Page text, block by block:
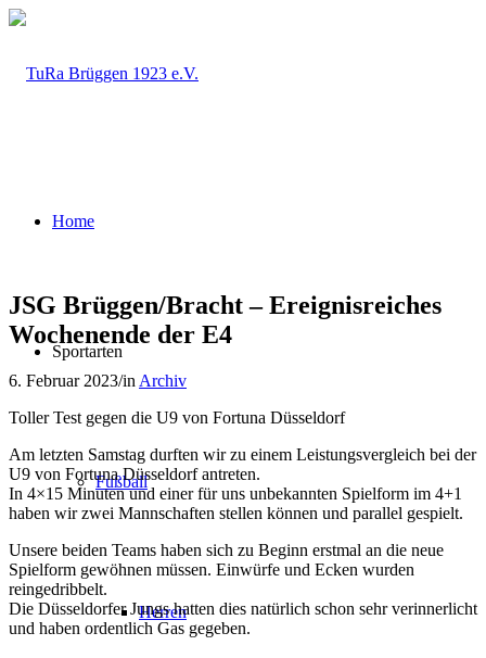
Home
Sportarten
Fußball
Herren
JSG Brüggen/Bracht – Ereignisreiches
Wochenende der E4
6. Februar 2023/in Archiv
Toller Test gegen die U9 von Fortuna Düsseldorf
Am letzten Samstag durften wir zu einem Leistungsvergleich bei der
U9 von Fortuna Düsseldorf antreten.
In 4×15 Minuten und einer für uns unbekannten Spielform im 4+1
haben wir zwei Mannschaften stellen können und parallel gespielt.
Unsere beiden Teams haben sich zu Beginn erstmal an die neue
Spielform gewöhnen müssen. Einwürfe und Ecken wurden
reingedribbelt.
Die Düsseldorfer Jungs hatten dies natürlich schon sehr verinnerlicht
und haben ordentlich Gas gegeben.